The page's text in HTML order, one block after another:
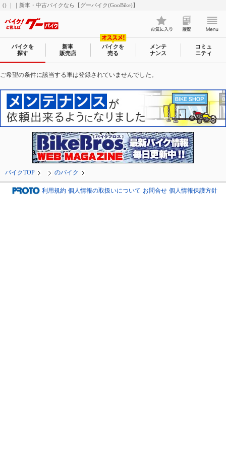
() ｜｜新車・中古バイクなら【グーバイク(GooBike)】
バイクを
探す
新車
販売店
バイクを
売る
メンテ
ナンス
コミュ
ニティ
ご希望の条件に該当する車は登録されていませんでした。
バイクTOP のバイク
利用規約 個人情報の取扱いについて お問合せ 個人情報保護方針